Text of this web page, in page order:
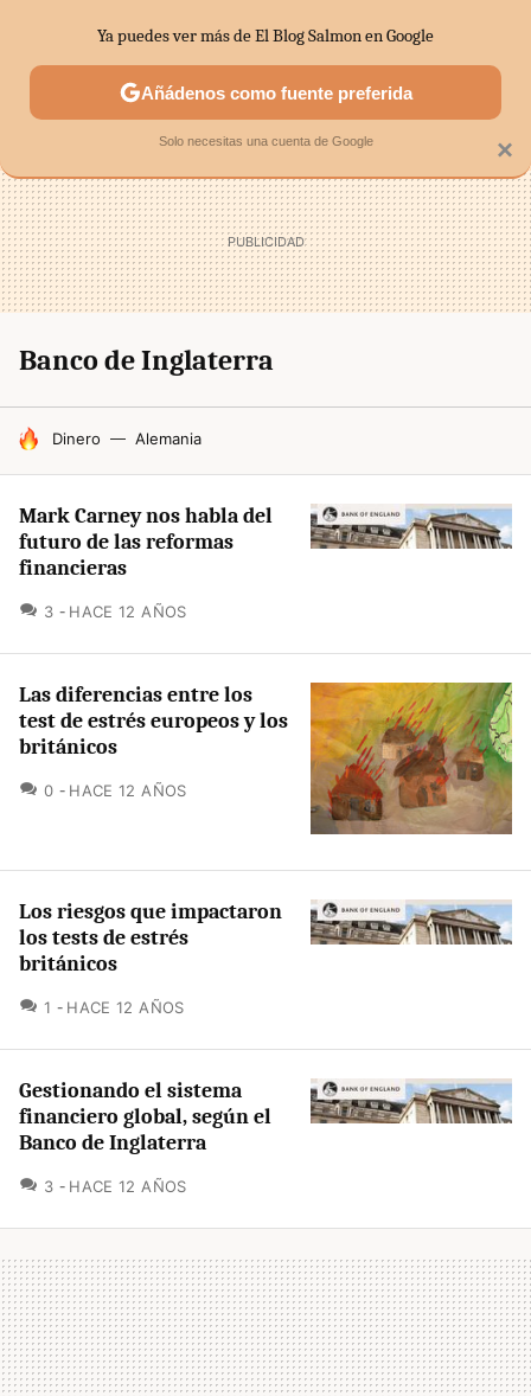
SECTORES ECONOMÍA DOMÉSTICA MERCADOS
Banco de Inglaterra
HOY SE HABLA DE
Dinero Alemania
Mark Carney nos habla del
futuro de las reformas
financieras
3 COMENTARIOS
HACE 12 AÑOS
Las diferencias entre los
test de estrés europeos y los
británicos
0 COMENTARIOS
HACE 12 AÑOS
Los riesgos que impactaron
los tests de estrés
británicos
1 COMENTARIOS
HACE 12 AÑOS
Gestionando el sistema
financiero global, según el
Banco de Inglaterra
3 COMENTARIOS
HACE 12 AÑOS
×
Ya puedes ver más de El Blog Salmon en Google
Añádenos como fuente preferida
Solo necesitas una cuenta de Google